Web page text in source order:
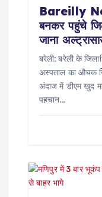
Bareilly
बनकर पहुंचे
जाना
बरेली: बरेली के
अस्पताल का औचक
अंदाज में डीएम खुद
पहचान…